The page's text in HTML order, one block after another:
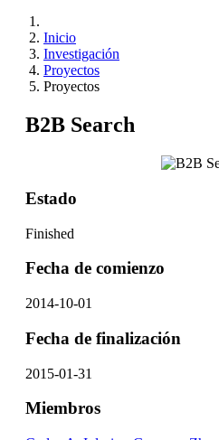
Inicio
Investigación
Proyectos
Proyectos
B2B Search
Estado
Finished
Fecha de comienzo
2014-10-01
Fecha de finalización
2015-01-31
Miembros